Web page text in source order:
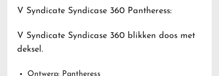
V Syndicate Syndicase 360 Pantheress:
V Syndicate Syndicase 360 blikken doos met
deksel.
Ontwerp: Pantheress